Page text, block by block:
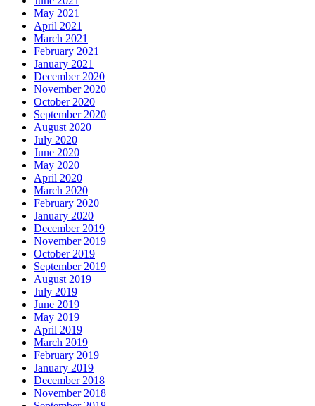
May 2021
April 2021
March 2021
February 2021
January 2021
December 2020
November 2020
October 2020
September 2020
August 2020
July 2020
June 2020
May 2020
April 2020
March 2020
February 2020
January 2020
December 2019
November 2019
October 2019
September 2019
August 2019
July 2019
June 2019
May 2019
April 2019
March 2019
February 2019
January 2019
December 2018
November 2018